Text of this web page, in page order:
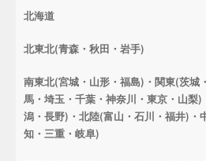
北海道
北東北(青森・秋田・岩手)
南東北(宮城・山形・福島)・関東(茨城
馬・埼玉・千葉・神奈川・東京・山梨)
潟・長野)・北陸(富山・石川・福井)・
知・三重・岐阜)